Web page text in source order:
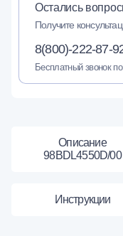
Остались
Получите
8(800)-222-87-
Бесплатный звонок
Описание
98BDL4550D/00
Инструкции